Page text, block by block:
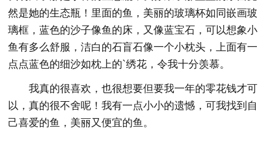
然是她的生态瓶！里面的鱼，美丽的玻璃杯如同嵌画玻
璃框，蓝色的沙子像鱼的床，又像蓝宝石，可以想象小
鱼有多么舒服，洁白的石盲石像一个小枕头，上面有一
点点蓝色的细沙如枕上的`绣花，令我十分羡慕。
我真的很喜欢，也很想要但要我一年的零花钱才可
以，真的很不舍呢！我有一点小小的遗憾，可我找到自
己喜爱的鱼，美丽又便宜的鱼。